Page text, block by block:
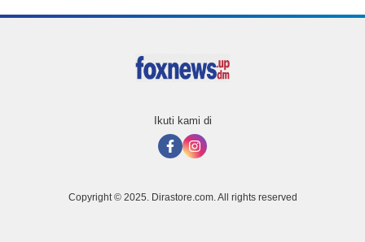
Ikuti kami di
Copyright © 2025. Dirastore.com. All rights reserved